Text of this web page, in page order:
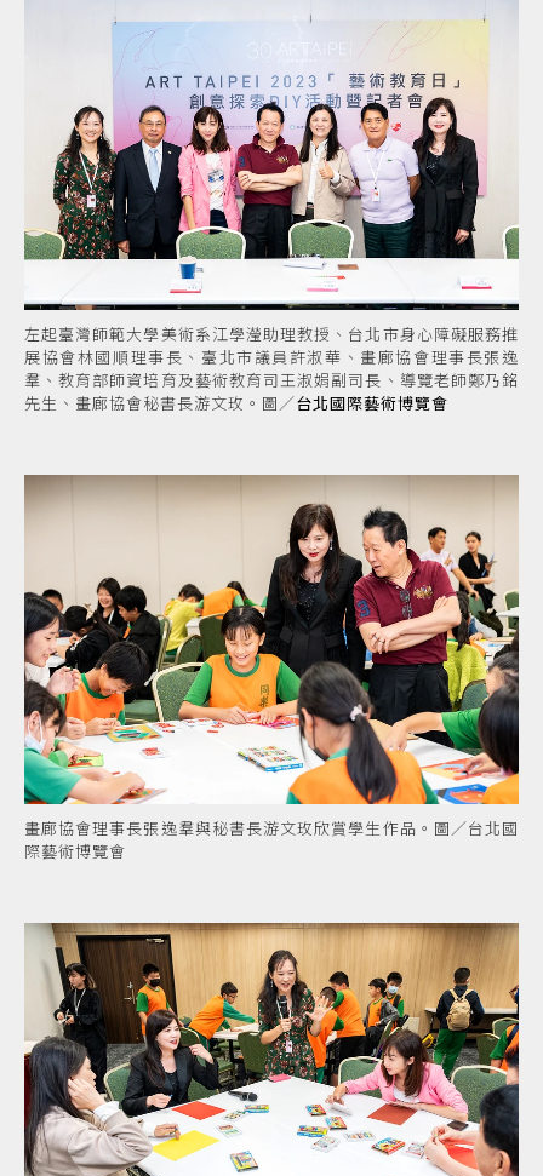
左起臺灣師範大學美術系江學瀅助理教授、台北市身心障礙服務推
展協會林國順理事長、臺北市議員許淑華、畫廊協會理事長張逸
羣、教育部師資培育及藝術教育司王淑娟副司長、導覽老師鄭乃銘
先生、畫廊協會秘書長游文玫。圖／台北國際藝術博覽會
畫廊協會理事長張逸羣與秘書長游文玫欣賞學生作品。圖／台北國
際藝術博覽會